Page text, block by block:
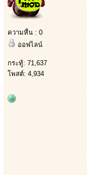
ความหื่น : 0
ออฟไลน์
กระทู้: 71,637
โพสต์: 4,934